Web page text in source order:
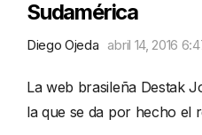
Sudamérica
Diego Ojeda abril 14, 2016
La web brasileña Destak
la que se da por hecho el